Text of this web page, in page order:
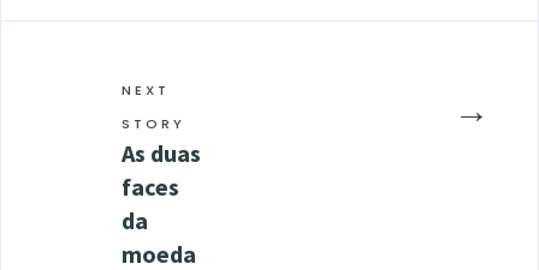
→
NEXT
STORY
As duas
faces
da
moeda